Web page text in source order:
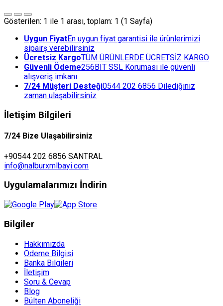
Gösterilen: 1 ile 1 arası, toplam: 1 (1 Sayfa)
Uygun FiyatEn uygun fiyat garantisi ile ürünlerimizi
sipairş verebilirsiniz
Ücretsiz KargoTÜM ÜRÜNLERDE ÜCRETSİZ KARGO
Güvenli Ödeme256BIT SSL Koruması ile güvenli
alışveriş imkanı
7/24 Müşteri Desteği0544 202 6856 Dilediğiniz
zaman ulaşabilirsiniz
İletişim Bilgileri
7/24 Bize Ulaşabilirsiniz
+90544 202 6856 SANTRAL
info@nalburxmlbayi.com
Uygulamalarımızı İndirin
Bilgiler
Hakkımızda
Ödeme Bilgisi
Banka Bilgileri
İletişim
Soru & Cevap
Blog
Bülten Aboneliği